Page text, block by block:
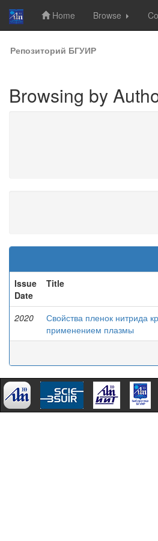
Skip
navigation
Home Browse
Репозиторий БГУИР
Browsing by
Issue
Date
Title
2020
Свойства пленок нитрида
применением плазмы